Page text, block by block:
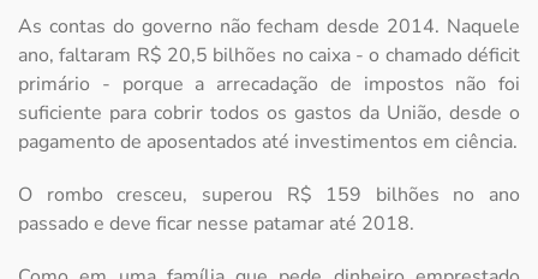
As contas do governo não fecham desde 2014. Naquele
ano, faltaram R$ 20,5 bilhões no caixa - o chamado déficit
primário - porque a arrecadação de impostos não foi
suficiente para cobrir todos os gastos da União, desde o
pagamento de aposentados até investimentos em ciência.
O rombo cresceu, superou R$ 159 bilhões no ano
passado e deve ficar nesse patamar até 2018.